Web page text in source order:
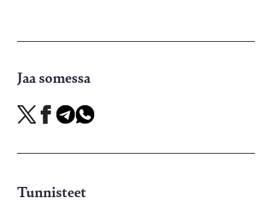
Jaa somessa
Jaa
X-
Jaa
Facebookissa
Jaa
Telegramissa
Jaa
WhatsAppissa
Tunnisteet